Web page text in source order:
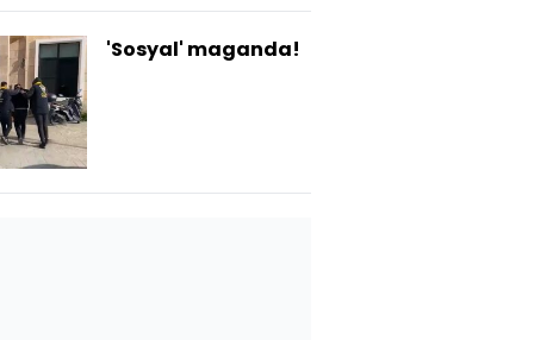
'Sosyal' maganda!